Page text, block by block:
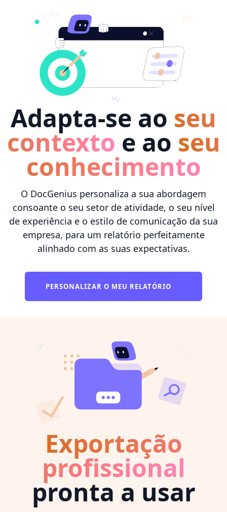
Adapta-se ao seu
contexto e ao seu
conhecimento
O DocGenius personaliza a sua abordagem
consoante o seu setor de atividade, o seu nível
de experiência e o estilo de comunicação da sua
empresa, para um relatório perfeitamente
alinhado com as suas expectativas.
PERSONALIZAR O MEU RELATÓRIO
Exportação
profissional
pronta a usar